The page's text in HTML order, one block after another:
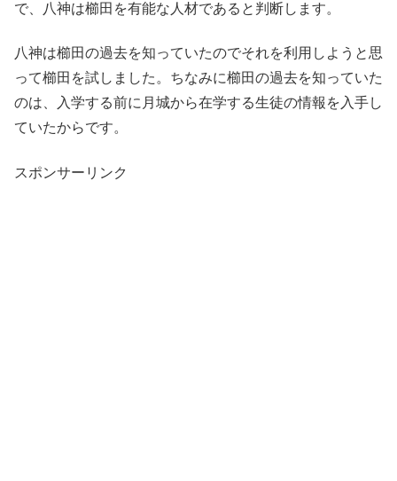
で、八神は櫛田を有能な人材であると判断します。
八神は櫛田の過去を知っていたのでそれを利用しようと思
って櫛田を試しました。ちなみに櫛田の過去を知っていた
のは、入学する前に月城から在学する生徒の情報を入手し
ていたからです。
スポンサーリンク